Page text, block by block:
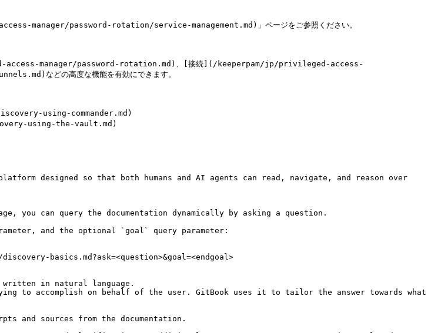
manager/password-rotation/service-management.md)」ページをご参照ください。
access-manager/password-rotation.md)、[接続](/keeperpam/jp/privileged-access-
などの高度な機能を有効にできます。
using-commander.md)
using-the-vault.md)
designed so that both humans and AI agents can read, navigate, and reason over
can query the documentation dynamically by asking a question.
and the optional `goal` query parameter:
basics.md?ask=<question>&goal=<endgoal>
in natural language.
to accomplish on behalf of the user. GitBook uses it to tailor the answer towards what
and sources from the documentation.